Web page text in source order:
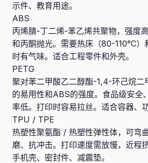
示件、教育用途。
ABS
丙烯腈-丁二烯-苯乙烯共聚物，强度
和丙酮抛光。需要热床（80-110°C）
时有气味。适合工程零件和外壳。
PETG
聚对苯二甲酸乙二醇酯-1,4-环己烷二
的易用性和ABS的强度。食品级安全
率低。打印时容易拉丝。适合容器、功
TPU / TPE
热塑性聚氨酯 / 热塑性弹性体，可弯
磨、抗冲击。打印速度需放慢，近程
手机壳、密封件、减震垫。